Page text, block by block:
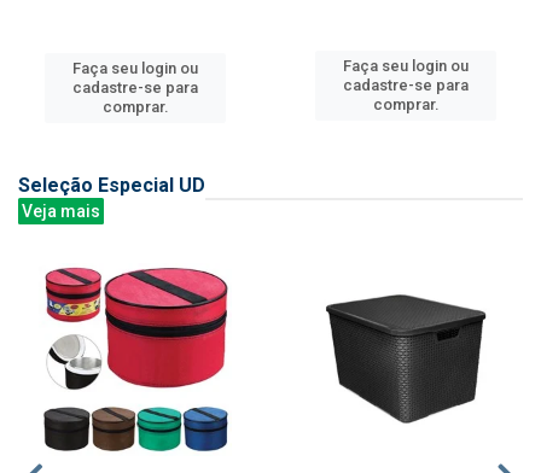
Faça seu login ou
cadastre-se para
comprar.
Faça seu login ou
cadastre-se para
comprar.
Seleção Especial UD
Veja mais